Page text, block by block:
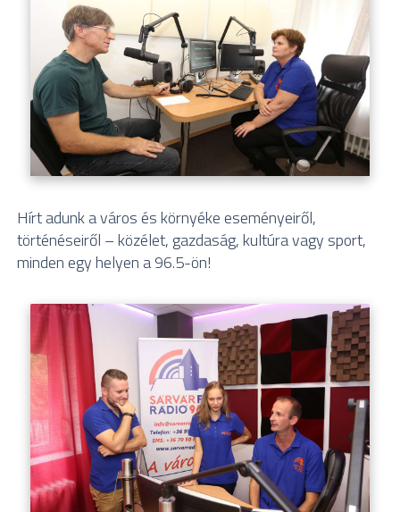
Hírt adunk a város és környéke eseményeiről,
történéseiről – közélet, gazdaság, kultúra vagy sport,
minden egy helyen a 96.5-ön!